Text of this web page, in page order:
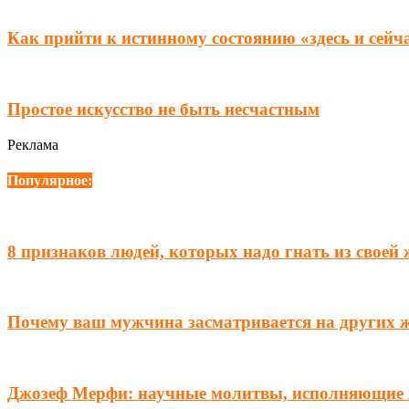
Как прийти к истинному состоянию «здесь и
Простое искусство не быть несчастным
Реклама
Популярное:
8 признаков людей, которых надо гнать из своей
Почему ваш мужчина засматривается на других
Джозеф Мерфи: научные молитвы, исполняющие